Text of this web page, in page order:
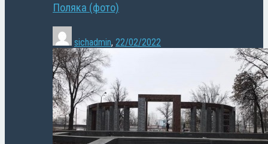
Поляка (фото)
sichadmin, 22/02/2022